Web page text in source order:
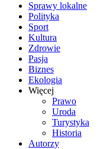
Sprawy lokalne
Polityka
Sport
Kultura
Zdrowie
Pasja
Biznes
Ekologia
Więcej
Prawo
Uroda
Turystyka
Historia
Autorzy